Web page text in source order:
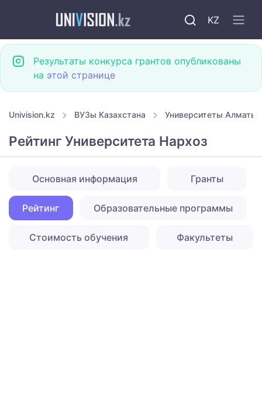
KZ
Результаты конкурса грантов опубликованы
на этой странице
Univision.kz ВУЗы Казахстана Университеты Алматы
Рейтинг Университета Нархоз
Основная информация Гранты
Рейтинг Образовательные программы
Стоимость обучения Факультеты